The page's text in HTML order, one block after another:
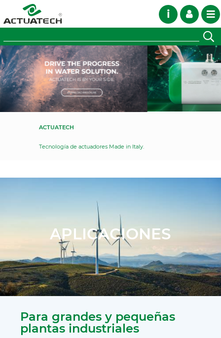
i
ACTUATECH
Tecnología de actuadores Made in Italy.
APLICACIONES
Para grandes y pequeñas
plantas industriales